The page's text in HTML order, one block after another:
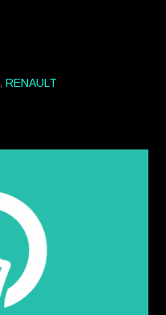
,RENAULT